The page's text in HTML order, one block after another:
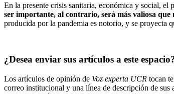
En la presente crisis sanitaria, económica y social, el
ser importante, al contrario, será más valiosa
producida por la pandemia es notorio, y se proyecta
¿Desea enviar sus artículos a este
Los artículos de opinión de Voz experta UCR tocan
correo institucional y una línea de descripción de sus